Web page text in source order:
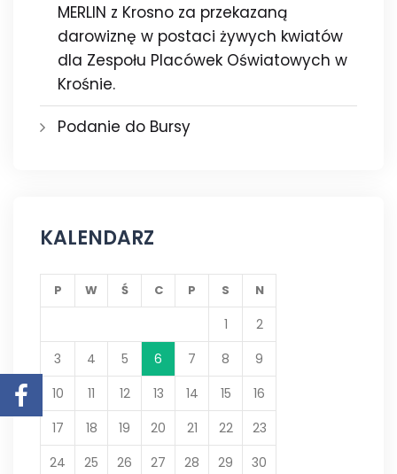
MERLIN z Krosno za przekazaną
darowiznę w postaci żywych kwiatów
dla Zespołu Placówek Oświatowych w
Krośnie.
Podanie do Bursy
KALENDARZ
P W Ś C P S N
1
2
3
4 5 6 7 8
9
10
11 12 13 14 15
16
17
18 19 20 21 22
23
24
25 26 27 28 29
30